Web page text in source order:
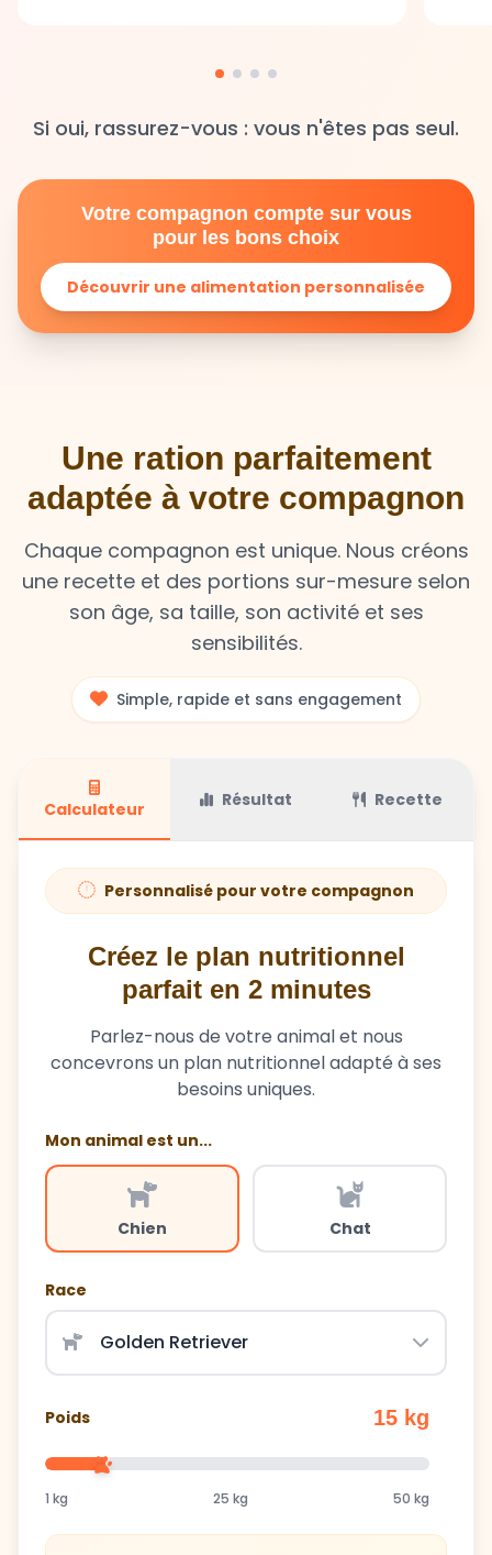
Si oui, rassurez-vous : vous n'êtes pas seul.
Votre compagnon compte sur vous
pour les bons choix
Découvrir une alimentation personnalisée
Une ration parfaitement
adaptée à votre compagnon
Chaque compagnon est unique. Nous créons
une recette et des portions sur-mesure selon
son âge, sa taille, son activité et ses
sensibilités.
Simple, rapide et sans engagement
Calculateur Résultat Recette
Personnalisé pour votre compagnon
Créez le plan nutritionnel
parfait en 2 minutes
Parlez-nous de votre animal et nous
concevrons un plan nutritionnel adapté à ses
besoins uniques.
Mon animal est un...
Chien Chat
Race
Poids 15 kg
1 kg 25 kg 50 kg